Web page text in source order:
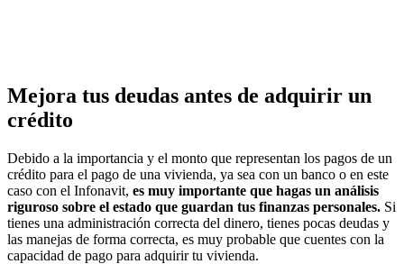
Mejora tus deudas antes de adquirir un
crédito
Debido a la importancia y el monto que representan los pagos de un
crédito para el pago de una vivienda, ya sea con un banco o en este
caso con el Infonavit, es muy importante que hagas un análisis
riguroso sobre el estado que guardan tus finanzas personales. Si
tienes una administración correcta del dinero, tienes pocas deudas y
las manejas de forma correcta, es muy probable que cuentes con la
capacidad de pago para adquirir tu vivienda.